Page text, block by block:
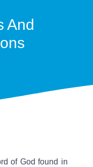
And
of God found in